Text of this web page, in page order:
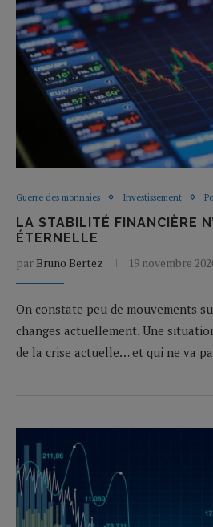
Guerre des monnaies Investissement
LA STABILITÉ FINANCIÈRE
ÉTERNELLE
par Bruno Bertez 19 novembre
On constate peu de mouvements
changes actuellement. Une
de la crise actuelle… et qui ne va